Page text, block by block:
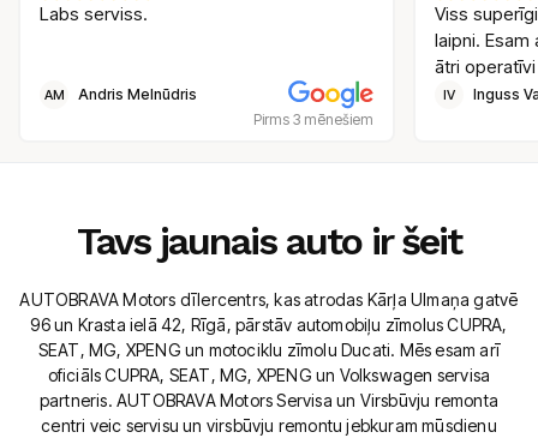
Labs serviss.
AM
Andris Melnūdris
Pirms 3 mēnešiem
Viss
laipni. Esam
ātri
IV Inguss
Tavs jaunais auto ir šeit
AUTOBRAVA Motors dīlercentrs, kas atrodas Kārļa Ulmaņa gatvē
96 un Krasta ielā 42, Rīgā, pārstāv automobiļu zīmolus CUPRA,
SEAT, MG, XPENG un motociklu zīmolu Ducati. Mēs esam arī
oficiāls CUPRA, SEAT, MG, XPENG un Volkswagen servisa
partneris. AUTOBRAVA Motors Servisa un Virsbūvju remonta
centri veic servisu un virsbūvju remontu jebkuram mūsdienu